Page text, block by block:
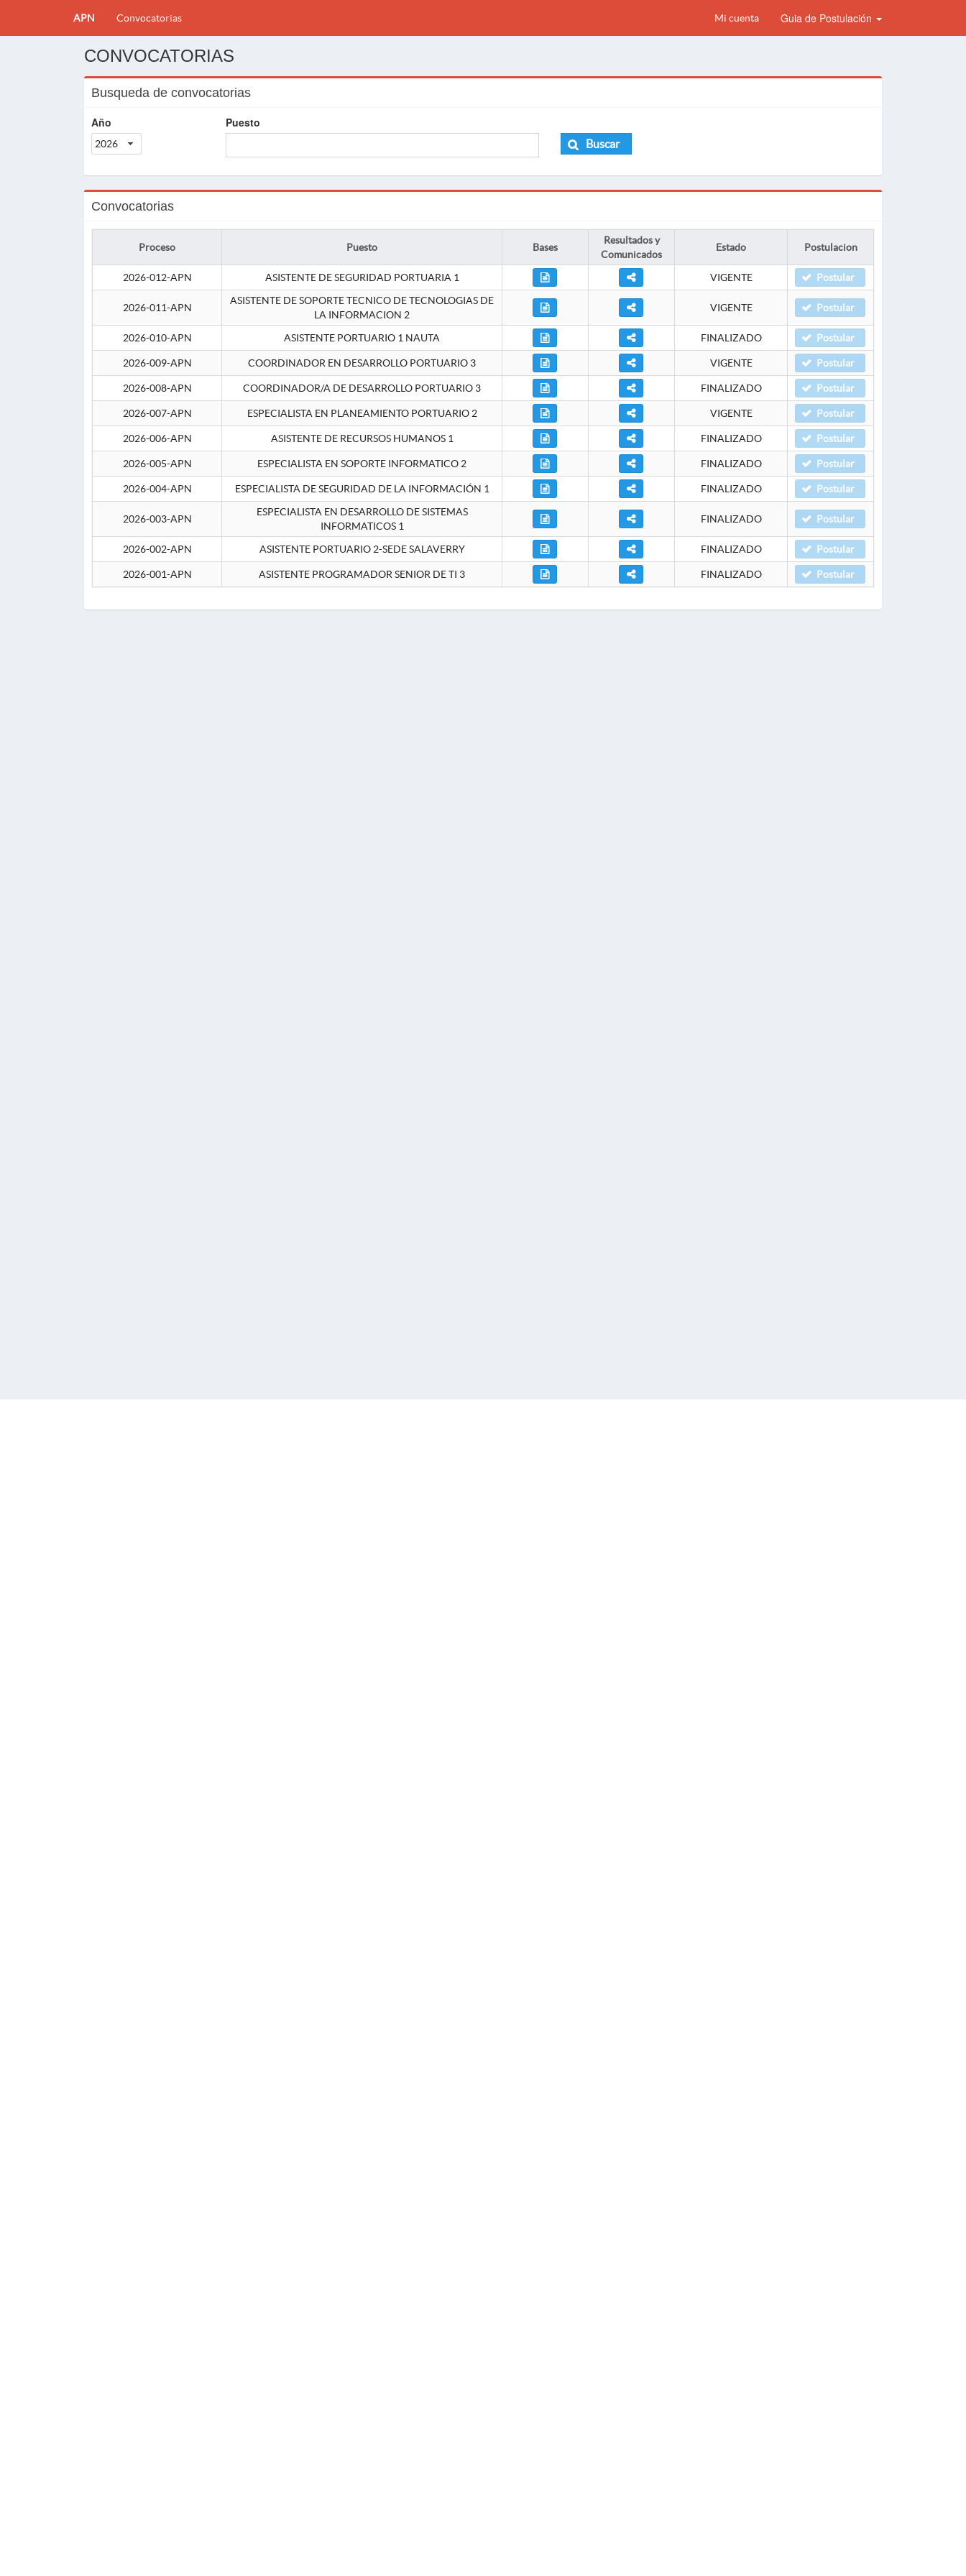
APN Convocatorias Mi cuenta Guia de Postulación
CONVOCATORIAS
Busqueda de convocatorias
Año
2026
Puesto
Buscar
Convocatorias
Proceso Puesto Bases
Resultados y
Comunicados
Estado Postulacion
2026-012-APN ASISTENTE DE SEGURIDAD PORTUARIA 1 VIGENTE Postular
2026-011-APN
ASISTENTE DE SOPORTE TECNICO DE TECNOLOGIAS DE
LA INFORMACION 2
VIGENTE Postular
2026-010-APN ASISTENTE PORTUARIO 1 NAUTA FINALIZADO Postular
2026-009-APN COORDINADOR EN DESARROLLO PORTUARIO 3 VIGENTE Postular
2026-008-APN COORDINADOR/A DE DESARROLLO PORTUARIO 3 FINALIZADO Postular
2026-007-APN ESPECIALISTA EN PLANEAMIENTO PORTUARIO 2 VIGENTE Postular
2026-006-APN ASISTENTE DE RECURSOS HUMANOS 1 FINALIZADO Postular
2026-005-APN ESPECIALISTA EN SOPORTE INFORMATICO 2 FINALIZADO Postular
2026-004-APN ESPECIALISTA DE SEGURIDAD DE LA INFORMACIÓN 1 FINALIZADO Postular
2026-003-APN
ESPECIALISTA EN DESARROLLO DE SISTEMAS
INFORMATICOS 1
FINALIZADO Postular
2026-002-APN ASISTENTE PORTUARIO 2-SEDE SALAVERRY FINALIZADO Postular
2026-001-APN ASISTENTE PROGRAMADOR SENIOR DE TI 3 FINALIZADO Postular